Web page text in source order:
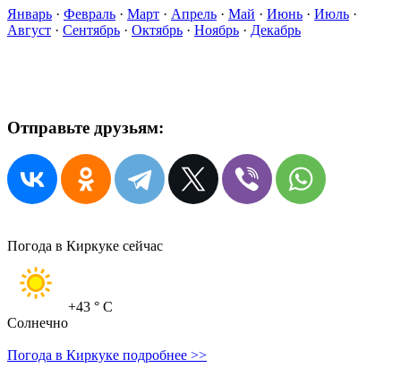
Январь · Февраль · Март · Апрель · Май · Июнь · Июль ·
Август · Сентябрь · Октябрь · Ноябрь · Декабрь
Отправьте друзьям:
Погода в Киркуке сейчас
+43 ° C
Солнечно
Погода в Киркуке подробнее >>